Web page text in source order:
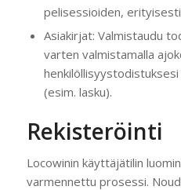
pelisessioiden,
Asiakirjat: Valmistaudu
varten valmistamalla
(esim. lasku).
Rekisteröinti
Locowinin käyttäjätilin
varmennettu prosessi.